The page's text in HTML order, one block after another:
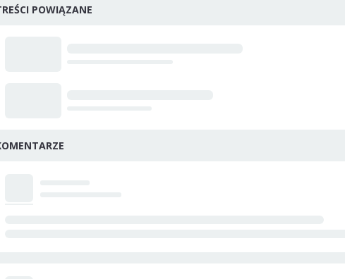
POWIĄZANE